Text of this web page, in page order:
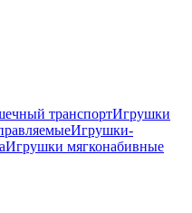
транспортИгрушки
Игрушки-
Игрушки мягконабивные